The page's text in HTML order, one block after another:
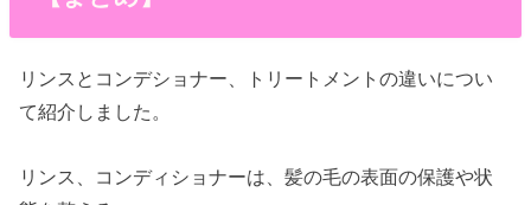
リンスとコンデショナー、トリートメントの違いについ
て紹介しました。
リンス、コンディショナーは、髪の毛の表面の保護や状